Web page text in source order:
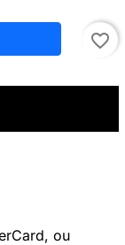
favorite_border
ou